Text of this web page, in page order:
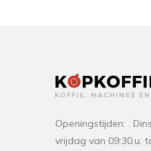
Openingstijden: .
vrijdag van 09:30.u.